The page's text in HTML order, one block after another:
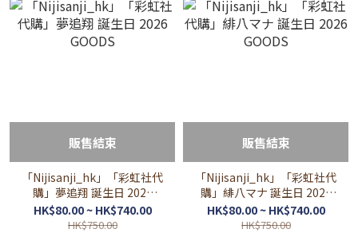
販售結束
「Nijisanji_hk」「彩虹社代
購」夢追翔 誕生日 2026
GOODS
HK$80.00 ~ HK$740.00
HK$750.00
販售結束
「Nijisanji_hk」「彩虹社代
購」緋八マナ 誕生日 2026
GOODS
HK$80.00 ~ HK$740.00
HK$750.00